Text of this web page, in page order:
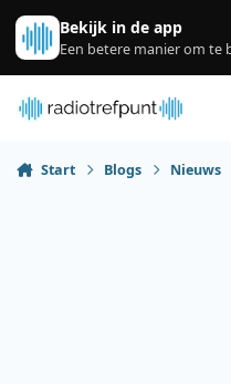
Spring naar bijdragen
Bekijk in de app
Een betere manier om te
Start Blogs Nieuws